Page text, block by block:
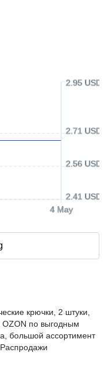
4 May
2.41 USD
2.56 USD
2.71 USD
2.95 USD
крючки, 2 штуки,
по выгодным
большой ассортимент